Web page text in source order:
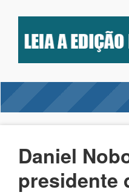
Daniel
presidente